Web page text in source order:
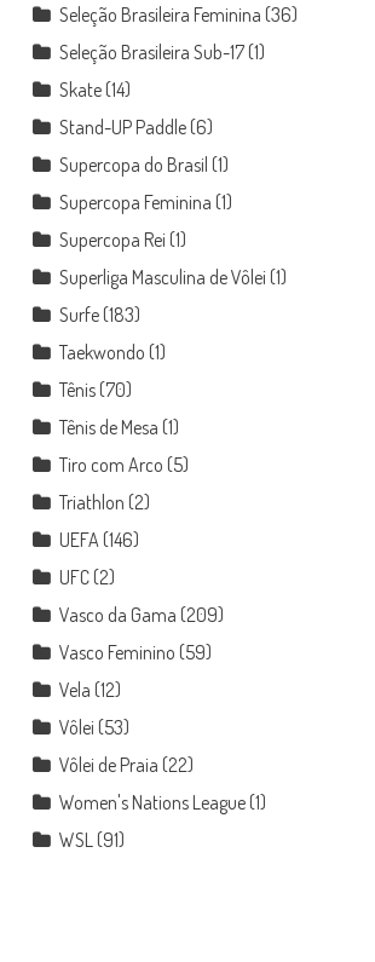
Seleção Brasileira Feminina (36)
Seleção Brasileira Sub-17(1)
Skate(14)
Stand-UP Paddle(6)
Supercopa do Brasil (1)
Supercopa Feminina (1)
Supercopa Rei (1)
Superliga Masculina de Vôlei (1)
Surfe(183)
Taekwondo (1)
Tênis(70)
Tênis de Mesa (1)
Tiro com Arco (5)
Triathlon (2)
UEFA (146)
UFC(2)
Vasco da Gama (209)
Vasco Feminino (59)
Vela (12)
Vôlei (53)
Vôlei de Praia (22)
Women's Nations League(1)
WSL (91)